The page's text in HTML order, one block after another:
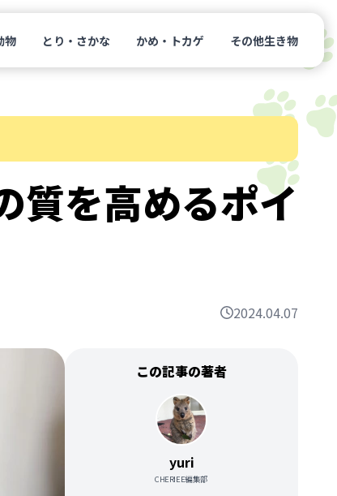
物 とり・さかな かめ・トカゲ その他生き物
質を高めるポイ
2024.04.07
この記事の著者
yuri
CHERIEE編集部